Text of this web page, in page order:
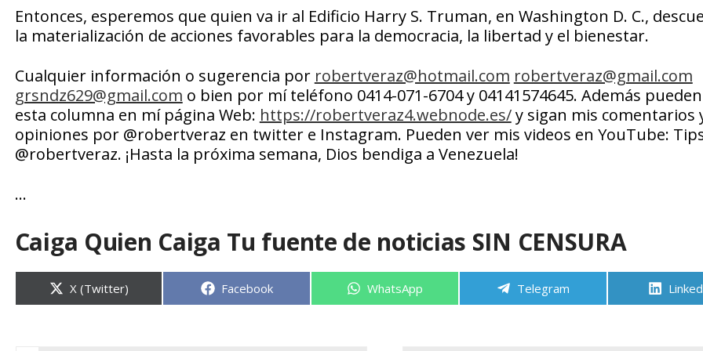
Entonces, esperemos que quien va ir al Edificio Harry S. Truman, en Washington D. C.,
la materialización de acciones favorables para la democracia, la libertad y el bienestar.
Cualquier información o sugerencia por robertveraz@hotmail.com robertveraz@gmail.com
grsndz629@gmail.com o bien por mí teléfono 0414-071-6704 y 04141574645. Además
esta columna en mí página Web: https://robertveraz4.webnode.es/y sigan mis comentarios
opiniones por @robertveraz en twitter e Instagram. Pueden ver mis videos en YouTube:
@robertveraz. ¡Hasta la próxima semana, Dios bendiga a Venezuela!
…
Caiga Quien Caiga Tu fuente de noticias SIN CENSURA
Compartir
en
X (Twitter) Compartir
Facebook Compartir
WhatsApp Compartir
Telegram